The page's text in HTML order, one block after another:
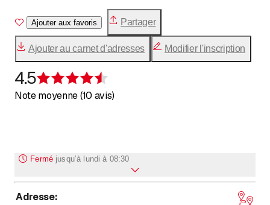
traditionnelle et les médecines naturelles.
Ajouter aux favoris Partager
Ajouter au carnet d'adresses Modifier l'inscription
4.5
Note moyenne (10 avis)
Fermé jusqu’à lundi à 08:30
Lundi jusqu’à
30
Adresse: